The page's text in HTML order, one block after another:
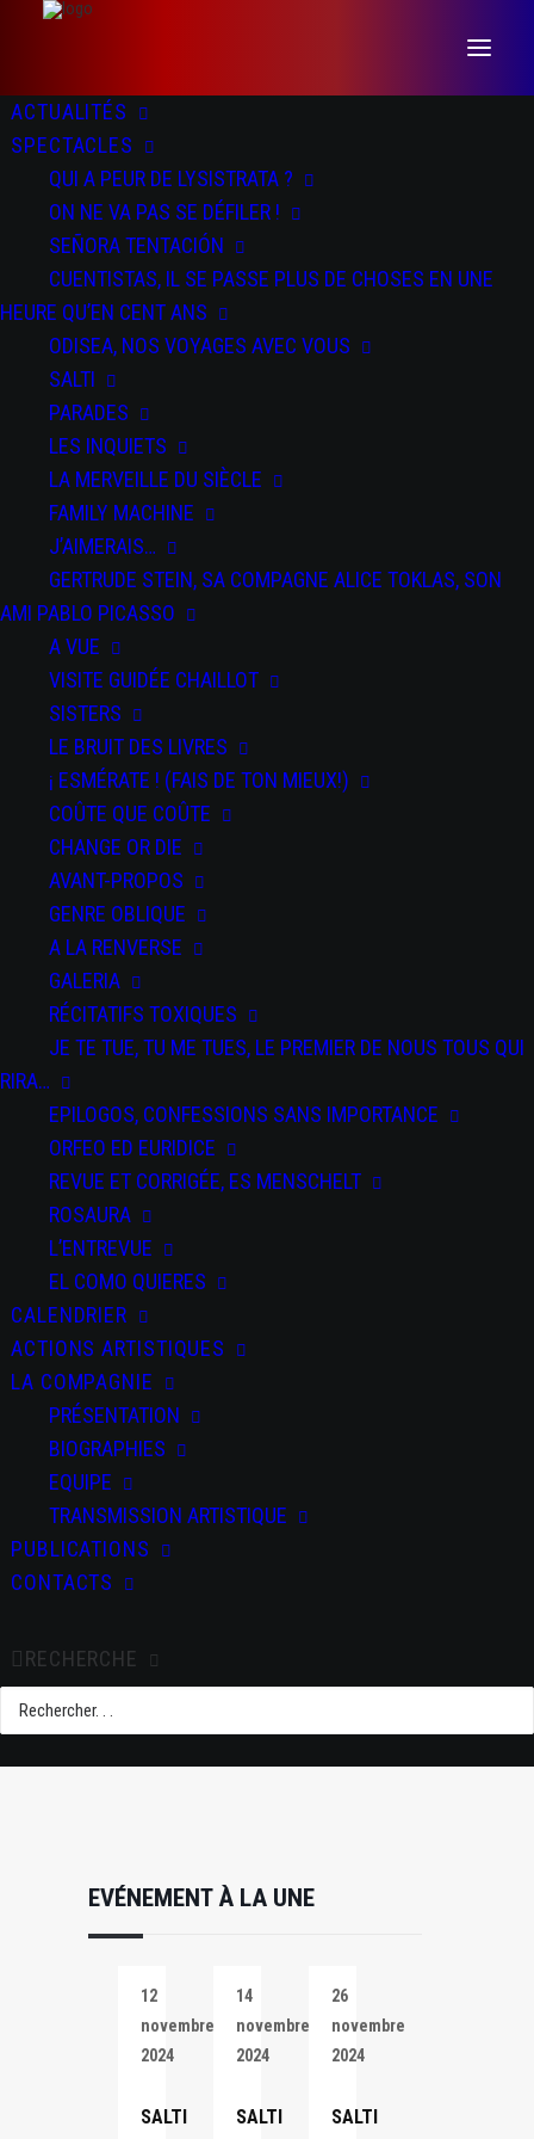
ACTUALITÉS
SPECTACLES
QUI A PEUR DE LYSISTRATA ?
ON NE VA PAS SE DÉFILER !
SEÑORA TENTACIÓN
CUENTISTAS, IL SE PASSE PLUS DE CHOSES EN UNE
HEURE QU’EN CENT ANS
ODISEA, NOS VOYAGES AVEC VOUS
SALTI
PARADES
LES INQUIETS
LA MERVEILLE DU SIÈCLE
FAMILY MACHINE
J’AIMERAIS…
GERTRUDE STEIN, SA COMPAGNE ALICE TOKLAS, SON
AMI PABLO PICASSO
A VUE
VISITE GUIDÉE CHAILLOT
SISTERS
LE BRUIT DES LIVRES
¡ ESMÉRATE ! (FAIS DE TON MIEUX!)
COÛTE QUE COÛTE
CHANGE OR DIE
AVANT-PROPOS
GENRE OBLIQUE
A LA RENVERSE
GALERIA
RÉCITATIFS TOXIQUES
JE TE TUE, TU ME TUES, LE PREMIER DE NOUS TOUS QUI
RIRA…
EPILOGOS, CONFESSIONS SANS IMPORTANCE
ORFEO ED EURIDICE
REVUE ET CORRIGÉE, ES MENSCHELT
ROSAURA
L’ENTREVUE
EL COMO QUIERES
CALENDRIER
ACTIONS ARTISTIQUES
LA COMPAGNIE
PRÉSENTATION
BIOGRAPHIES
EQUIPE
TRANSMISSION ARTISTIQUE
PUBLICATIONS
CONTACTS
RECHERCHE
SALTI
DATE
du 18 au 22
Nov 2024
SPECTACLES
Salti
PARTAGEZ CET
ÉVÉNEMENT
Agenda Google
EVÉNEMENT À LA UNE
12
novembre
2024
SALTI
14
novembre
2024
SALTI
26
novembre
2024
SALTI